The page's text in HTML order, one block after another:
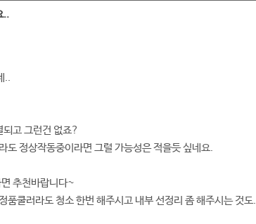
..
..
되고 그런건 없죠?
도 정상작동중이라면 그럴 가능성은 적을듯 싶네요.
추천바랍니다~
품쿨러라도 청소 한번 해주시고 내부 선정리 좀 해주시는 것도.